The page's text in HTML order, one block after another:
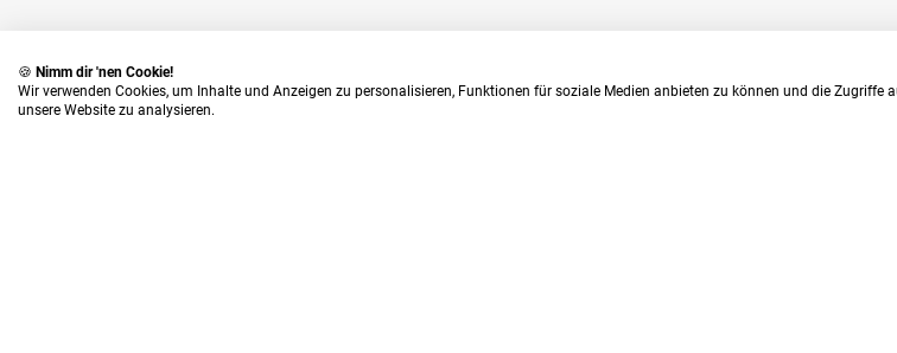
🍪 Nimm dir 'nen Cookie!
Wir verwenden Cookies, um Inhalte und Anzeigen zu personalisieren, Funktionen für soziale Medien anbieten zu können und die Zugriffe
unsere Website zu analysieren.